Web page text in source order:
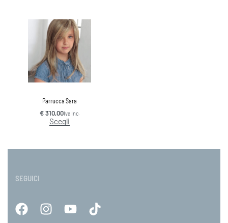
Parrucca Sara
€310,00Iva Inc.
Scegli
SEGUICI